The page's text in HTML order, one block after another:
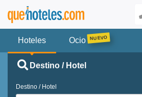
Hoteles Ocio
Destino / Hotel
Destino / Hotel